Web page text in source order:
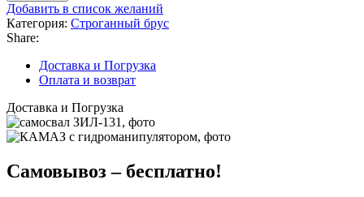
Добавить в список желаний
Категория: Строганный брус
Share:
Доставка и Погрузка
Оплата и возврат
Доставка и Погрузка
Самовывоз – бесплатно!